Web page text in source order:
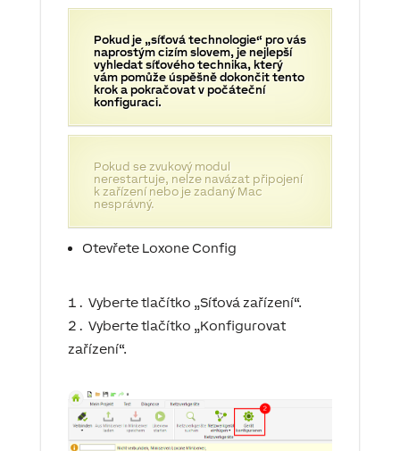
Pokud je „síťová technologie“ pro vás
naprostým cizím slovem, je nejlepší
vyhledat síťového technika, který
vám pomůže úspěšně dokončit tento
krok a pokračovat v počáteční
konfiguraci.
Pokud se zvukový modul
nerestartuje, nelze navázat připojení
k zařízení nebo je zadaný Mac
nesprávný.
Otevřete Loxone Config
Vyberte tlačítko „Síťová zařízení“.
Vyberte tlačítko „Konfigurovat
zařízení“.